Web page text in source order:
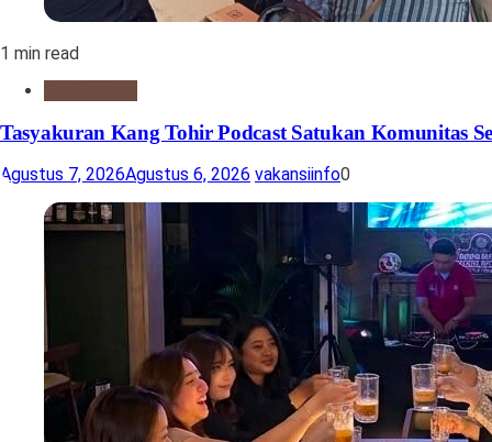
1 min read
Tasyakuran Kang Tohir Podcast Satukan Komunitas
Agustus 7, 2026Agustus 6, 2026 vakansiinfo0